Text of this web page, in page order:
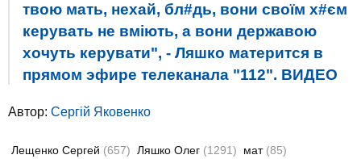
твою мать, нехай, бл#дь, вони своїм х#єм
керувать не вміють, а вони державою
хочуть керувати", - Ляшко матерится в
прямом эфире телеканала "112". ВИДЕО
Автор: Сергій Яковенко
Лещенко Сергей (657) Ляшко Олег (1291) мат (85)